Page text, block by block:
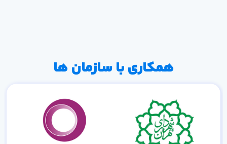
همکاری با سازمان ها